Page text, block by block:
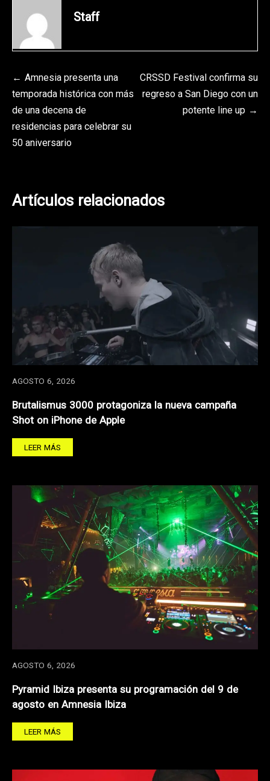
Staff
Navegación
de
entradas
Amnesia presenta una
temporada histórica con más
de una decena de
residencias para celebrar su
50 aniversario
CRSSD Festival confirma su
regreso a San Diego con un
potente line up
Artículos relacionados
AGOSTO 6, 2026
Brutalismus 3000 protagoniza la nueva campaña
Shot on iPhone de Apple
LEER MÁS
AGOSTO 6, 2026
Pyramid Ibiza presenta su programación del 9 de
agosto en Amnesia Ibiza
LEER MÁS